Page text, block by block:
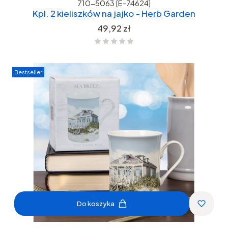
710-5063 [E-74624]
Kpl. 2 kieliszków na jajko - Herb Garden
Cena
49,92 zł
Bestseller
Do koszyka